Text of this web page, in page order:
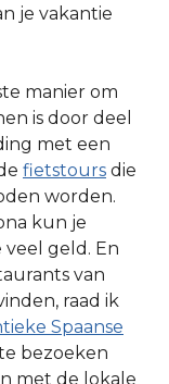
je vakantie
manier om
is door deel
met een
fietstours die
worden.
kun je
geld. En
van
raad ik
Spaanse
bezoeken
met de lokale